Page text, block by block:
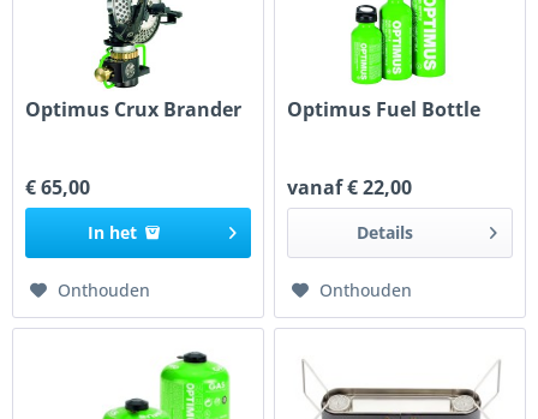
Optimus Crux Brander
€ 65,00
In het
Onthouden
Optimus Fuel Bottle
vanaf € 22,00
Details
Onthouden